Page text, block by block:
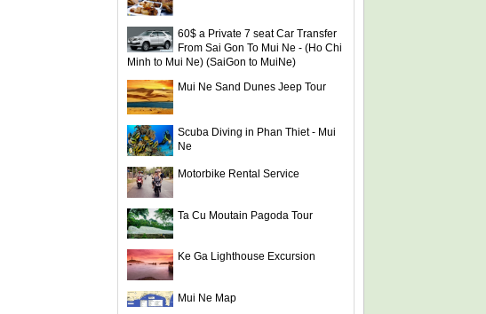
60$ a Private 7 seat Car Transfer
From Sai Gon To Mui Ne - (Ho Chi
Minh to Mui Ne) (SaiGon to MuiNe)
Mui Ne Sand Dunes Jeep Tour
Scuba Diving in Phan Thiet - Mui
Ne
Motorbike Rental Service
Ta Cu Moutain Pagoda Tour
Ke Ga Lighthouse Excursion
Mui Ne Map